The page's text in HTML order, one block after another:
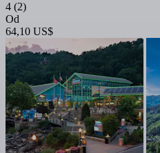
4 (2)
Od
64,10 US$